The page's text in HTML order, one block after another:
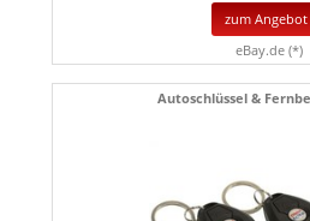
zum Angebot
eBay.de (*)
Autoschlüssel &